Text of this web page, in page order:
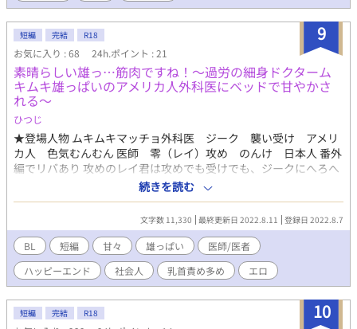
9
短編 完結 R18
お気に入り : 68 24h.ポイント : 21
素晴らしい雄っ…筋肉ですね！〜過労の細身ドクターム
キムキ雄っぱいのアメリカ人外科医にベッドで甘やかさ
れる〜
ひつじ
★登場人物 ムキムキマッチョ外科医 ジーク 襲い受け アメリ
カ人 色気むんむん 医師 零（レイ）攻め のんけ 日本人 番外
編でリバあり 攻めのレイ君は攻めでも受けでも、ジークにへろへ
ろにされますっ 『ねぇ…俺の筋肉触ってみる…？』 成り行きで、
たまたま日本に来ているアメリカ人外科医の胸、大胸筋を触るこ
とになった… むにむにっ…むにむに… つんっ… むにむにっ…む
にむにっ…むにっ… な…なんかっ… なんかっ………安心する
っ？！！ なにこの雄っぱいっ… むにむにっ…… 『んっ…レイ…
さわり方エロいんだけどっ… ちょっと感じちゃったじゃんっ…え
っち…』 どきっっ…！ って、俺はどうして男の… しかもこんなマ
ッチョにドキドキしてるんだっ…？！ 「すっすすすっす素晴らし
い雄っ…っ… き、筋肉ですね！！」 『んっ…、レイ、吸いた
い？』 「すいたい…」 『…ん…いいよ…』
続きを読む
文字数 11,330 最終更新日 2022.8.11 登録日 2022.8.7
BL 短編 甘々 雄っぱい
医師/医者
ハッピーエンド
社会人 乳首責め多め エロ
10
短編 完結 R18